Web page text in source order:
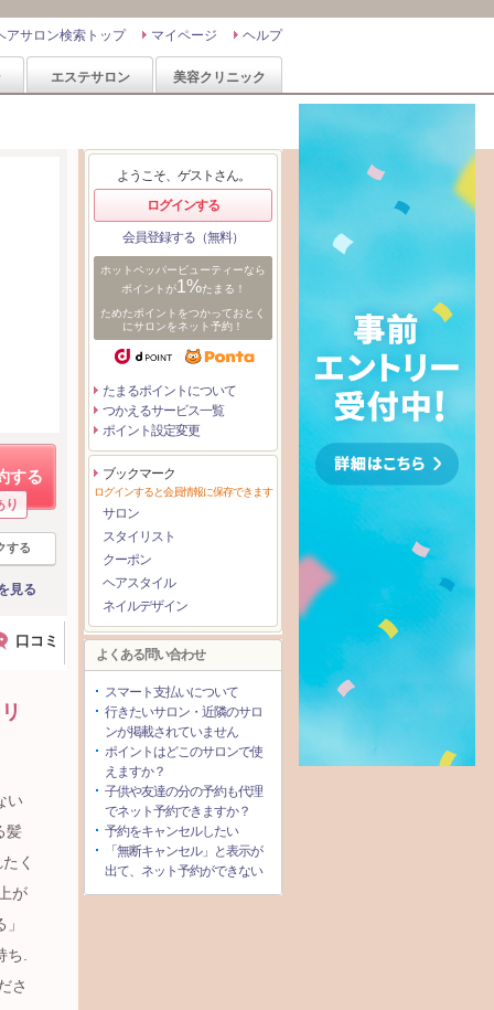
ヘルプ
マイページ
アサロン検索トップ
エステサロン 美容クリニック
する
り
する
見る
口コミ
い
髪
く
が
.
さ
ようこそ、ゲストさん。
ログインする
会員登録する（無料）
ホットペッパービューティーなら
ポイントが1%たまる！
ためたポイントをつかっておとく
にサロンをネット予約！
たまるポイントについて
つかえるサービス一覧
ポイント設定変更
ブックマーク
ログインすると会員情報に保存できます
サロン
スタイリスト
クーポン
ヘアスタイル
ネイルデザイン
よくある問い合わせ
スマート支払いについて
行きたいサロン・近隣のサロ
ンが掲載されていません
ポイントはどこのサロンで使
えますか？
子供や友達の分の予約も代理
でネット予約できますか？
予約をキャンセルしたい
「無断キャンセル」と表示が
出て、ネット予約ができない